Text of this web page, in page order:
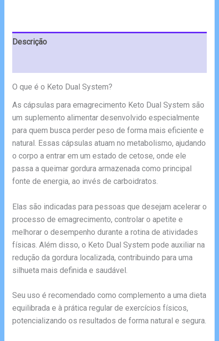
Descrição
O que é o Keto Dual System?
As cápsulas para emagrecimento Keto Dual System são
um suplemento alimentar desenvolvido especialmente
para quem busca perder peso de forma mais eficiente e
natural. Essas cápsulas atuam no metabolismo, ajudando
o corpo a entrar em um estado de cetose, onde ele
passa a queimar gordura armazenada como principal
fonte de energia, ao invés de carboidratos.
Elas são indicadas para pessoas que desejam acelerar o
processo de emagrecimento, controlar o apetite e
melhorar o desempenho durante a rotina de atividades
físicas. Além disso, o Keto Dual System pode auxiliar na
redução da gordura localizada, contribuindo para uma
silhueta mais definida e saudável.
Seu uso é recomendado como complemento a uma dieta
equilibrada e à prática regular de exercícios físicos,
potencializando os resultados de forma natural e segura.